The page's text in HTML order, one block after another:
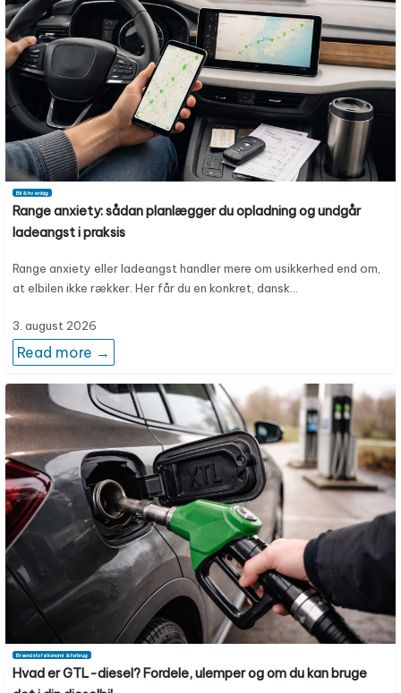
Bil & hverdag
Range anxiety: sådan planlægger du opladning og undgår
ladeangst i praksis
Range anxiety eller ladeangst handler mere om usikkerhed end om,
at elbilen ikke rækker. Her får du en konkret, dansk…
3. august 2026
Read more →
Brændstoføkonomi & forbrug
Hvad er GTL-diesel? Fordele, ulemper og om du kan bruge